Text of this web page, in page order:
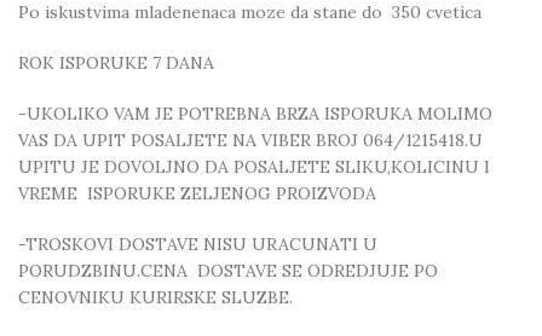
Po iskustvima mladenenaca moze da stane do 350 cvetica
ROK ISPORUKE 7 DANA
-UKOLIKO VAM JE POTREBNA BRZA ISPORUKA MOLIMO
VAS DA UPIT POSALJETE NA VIBER BROJ 064/1215418.U
UPITU JE DOVOLJNO DA POSALJETE SLIKU,KOLICINU I
VREME ISPORUKE ZELJENOG PROIZVODA
-TROSKOVI DOSTAVE NISU URACUNATI U
PORUDZBINU.CENA DOSTAVE SE ODREDJUJE PO
CENOVNIKU KURIRSKE SLUZBE.